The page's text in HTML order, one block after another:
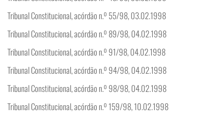
Tribunal Constitucional, acórdão n.º 55/98, 03.02.1998
Tribunal Constitucional, acórdão n.º 89/98, 04.02.1998
Tribunal Constitucional, acórdão n.º 91/98, 04.02.1998
Tribunal Constitucional, acórdão n.º 94/98, 04.02.1998
Tribunal Constitucional, acórdão n.º 98/98, 04.02.1998
Tribunal Constitucional, acórdão n.º 159/98, 10.02.1998